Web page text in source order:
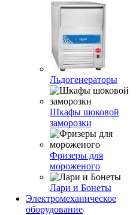
Льдогенераторы
Шкафы шоковой
заморозки
Фризеры для
мороженого
Лари и Бонеты
Электромеханическое
оборудование